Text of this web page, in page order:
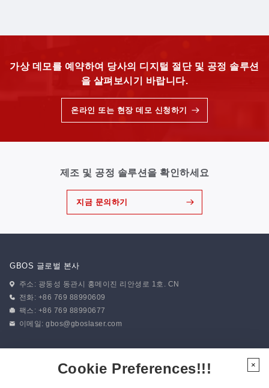
가상 데모를 예약하여 당사의 디지털 절단 및 공정 솔루션
을 살펴보시기 바랍니다.
온라인 또는 현장 데모 신청하기
제조 및 공정 솔루션을 확인하세요
지금 문의하기
GBOS 글로벌 본사
주소: 광둥성 동관시 홍메이진 리안셩로 1호. CN
전화: +86 769 88990609
팩스: +86 769 88990677
이메일:gbos@gboslaser.com
Cookie Preferences!!! ×